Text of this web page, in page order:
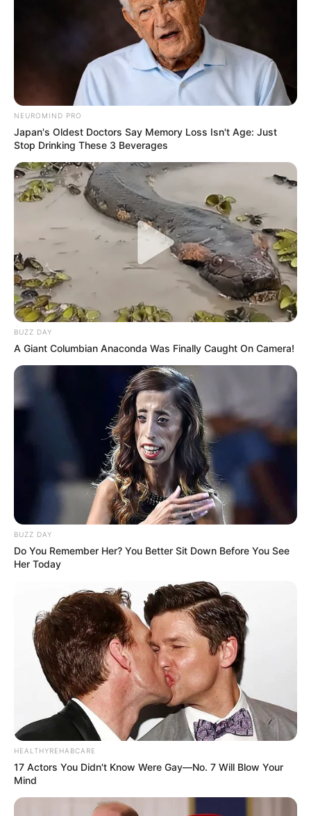
NEUROMIND PRO
Japan's Oldest Doctors Say Memory Loss Isn't Age: Just
Stop Drinking These 3 Beverages
BUZZ DAY
A Giant Columbian Anaconda Was Finally Caught On Camera!
BUZZ DAY
Do You Remember Her? You Better Sit Down Before You See
Her Today
HEALTHYREHABCARE
17 Actors You Didn't Know Were Gay—No. 7 Will Blow Your
Mind